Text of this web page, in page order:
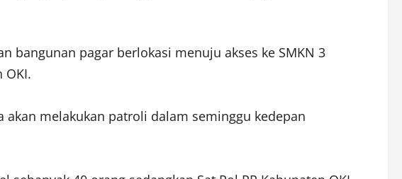
bangunan pagar berlokasi menuju akses ke SMKN 3
OKI.
melakukan patroli dalam seminggu kedepan